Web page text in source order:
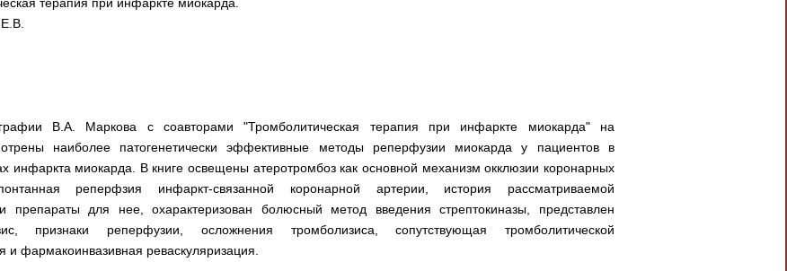
В.А. Маркова с соавторами "Тромболитическая терапия при инфаркте миокарда" на
наиболее патогенетически эффективные методы реперфузии миокарда у пациентов в
инфаркта миокарда. В книге освещены атеротромбоз как основной механизм окклюзии коронарных
реперфзия инфаркт-связанной коронарной артерии, история рассматриваемой
препараты для нее, охарактеризован болюсный метод введения стрептокиназы, представлен
признаки реперфузии, осложнения тромболизиса, сопутствующая тромболитической
и фармакоинвазивная реваскуляризация.